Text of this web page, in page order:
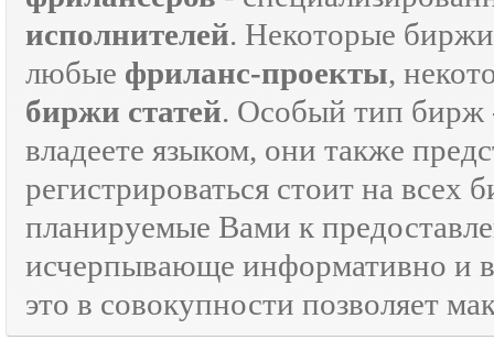
исполнителей. Некоторые
любые фриланс-проекты,
биржи статей. Особый тип бирж
владеете языком, они также
регистрироваться стоит на
планируемые Вами к
исчерпывающе информативно и
это в совокупности позволяет